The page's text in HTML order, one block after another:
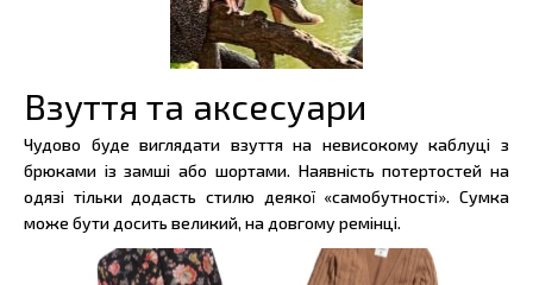
Взуття та аксесуари
Чудово буде виглядати взуття на невисокому каблуці з
брюками із замші або шортами. Наявність потертостей на
одязі тільки додасть стилю деякої «самобутності». Сумка
може бути досить великий, на довгому ремінці.